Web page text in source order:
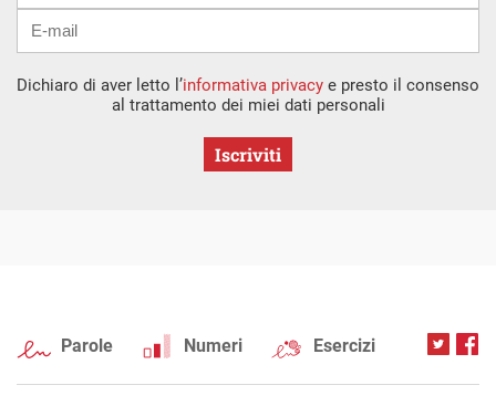
Dichiaro di aver letto l’informativa privacy e presto il consenso
al trattamento dei miei dati personali
Iscriviti
Parole Numeri Esercizi